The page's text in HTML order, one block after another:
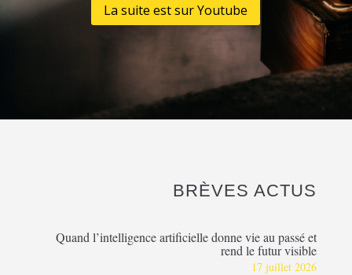
La suite est sur Youtube
BRÈVES ACTUS
Quand l’intelligence artificielle donne vie au passé et
rend le futur visible
17 juillet 2026